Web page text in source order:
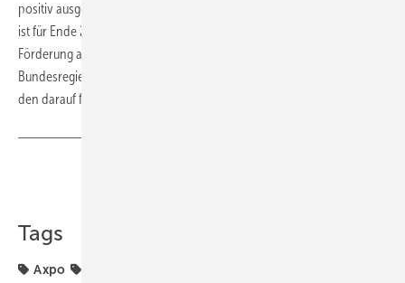
positiv ausgefallen ist. Die Inbetriebnahme des ersten Teilabschnittes
ist für Ende 2025 geplant, damit Axpo für den Generator die
Förderung aus der Winterstromoffensive der Schweizer
Bundesregierung bekommt. Die weiteren Anlagenteile werden dann in
den darauf folgenden Jahren ans Netz gehen. (su)
Tags
Axpo